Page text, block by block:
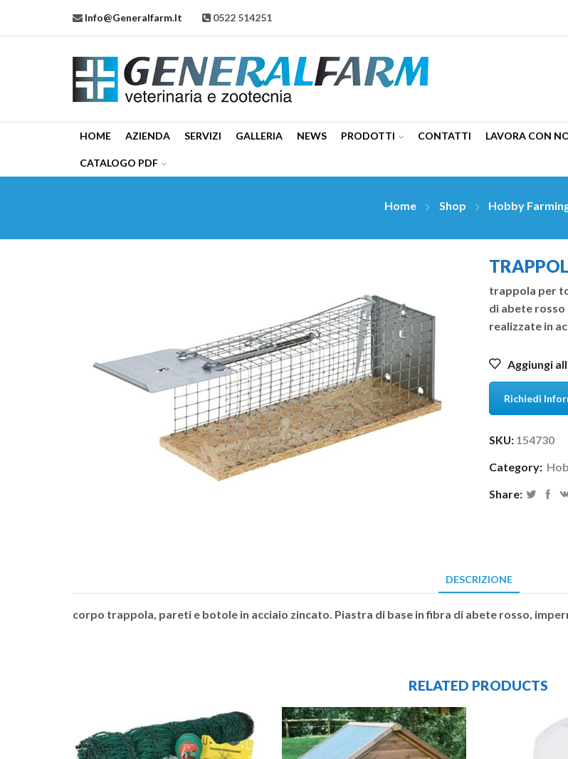
Info@generalfarm.it 0522 514251
HOME AZIENDA SERVIZI GALLERIA NEWS PRODOTTI CONTATTI LAVORA CON
CATALOGO PDF
Home Shop Hobby
trappola per
di abete
realizzate in
Aggiungi
Richiedi
SKU: 154730
Category:
Share:
DESCRIZIONE
corpo trappola, pareti e botole in acciaio zincato. Piastra di base in fibra di abete rosso,
RELATED PRODUCTS